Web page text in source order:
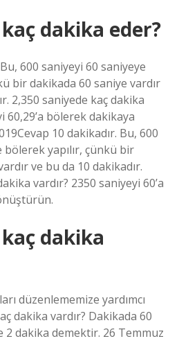
dakika eder?
600 saniyeyi 60 saniyeye
bir dakikada 60 saniye vardır
2,350 saniyede kaç dakika
60,29’a bölerek dakikaya
10 dakikadır. Bu, 600
yapılır, çünkü bir
ve bu da 10 dakikadır.
vardır? 2350 saniyeyi 60’a
dakika
düzenlememize yardımcı
dakika vardır? Dakikada 60
2 dakika demektir. 26 Temmuz